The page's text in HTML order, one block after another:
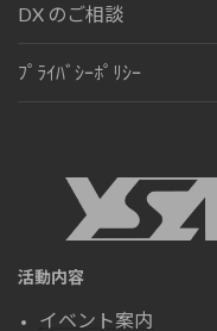
DX のご相談
ﾌﾟﾗｲﾊﾞｼｰﾎﾟﾘｼｰ
活動内容
イベント案内